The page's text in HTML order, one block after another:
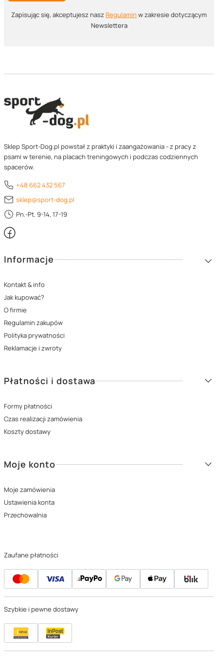
znajdują się:
odzież ochronna dla pozorantów i przewodników,
rękawy, ochraniacze oraz akcesoria do pozoracji, zgodne z
wymaganiami technicznymi treningów IGP, IPO i RING
specjalistyczne elementy wyposażenia ukrytego,
łupu
Zapisując się, akceptujesz nasz ​ Regulamin ​​​ w zakresie dotyczącym
Newslettera
Sklep Sport-Dog.pl powstał z praktyki i zaangażowania - z pracy z
psami w terenie, na placach treningowych i podczas codziennych
spacerów.
+48 662 432 567
sklep@sport-dog.pl
Pn.-Pt. 9-14, 17-19
Linki w stopce
Informacje
Kontakt & info
Jak kupować?
O firmie
Regulamin zakupów
Polityka prywatności
Reklamacje i zwroty
Płatności i dostawa
Formy płatności
Czas realizacji zamówienia
Koszty dostawy
Moje konto
Moje zamówienia
Ustawienia konta
Przechowalnia
Zaufane płatności
Szybkie i pewne dostawy